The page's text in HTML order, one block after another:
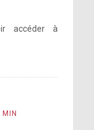
accéder à